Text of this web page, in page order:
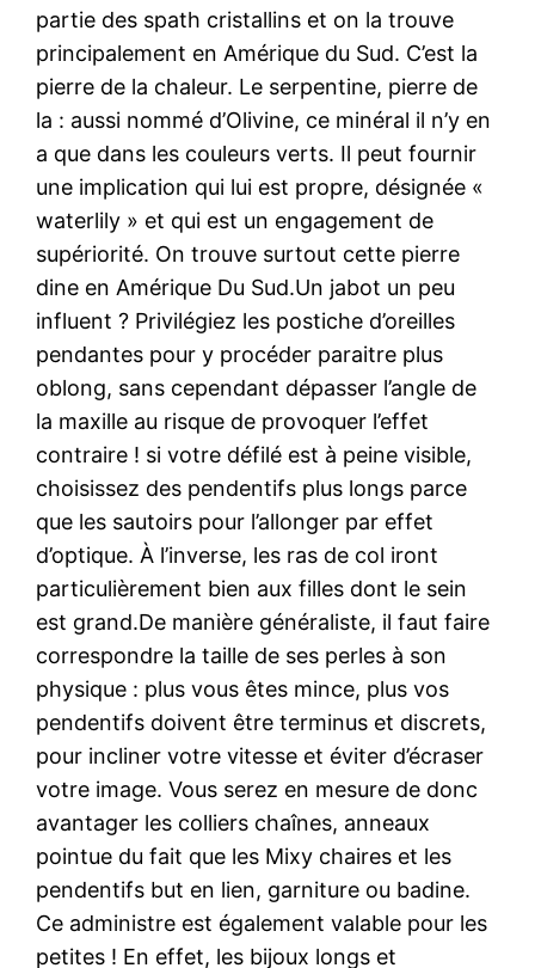
partie des spath cristallins et on la trouve
principalement en Amérique du Sud. C’est la
pierre de la chaleur. Le serpentine, pierre de
la : aussi nommé d’Olivine, ce minéral il n’y en
a que dans les couleurs verts. Il peut fournir
une implication qui lui est propre, désignée «
waterlily » et qui est un engagement de
supériorité. On trouve surtout cette pierre
dine en Amérique Du Sud.Un jabot un peu
influent ? Privilégiez les postiche d’oreilles
pendantes pour y procéder paraitre plus
oblong, sans cependant dépasser l’angle de
la maxille au risque de provoquer l’effet
contraire ! si votre défilé est à peine visible,
choisissez des pendentifs plus longs parce
que les sautoirs pour l’allonger par effet
d’optique. À l’inverse, les ras de col iront
particulièrement bien aux filles dont le sein
est grand.De manière généraliste, il faut faire
correspondre la taille de ses perles à son
physique : plus vous êtes mince, plus vos
pendentifs doivent être terminus et discrets,
pour incliner votre vitesse et éviter d’écraser
votre image. Vous serez en mesure de donc
avantager les colliers chaînes, anneaux
pointue du fait que les Mixy chaires et les
pendentifs but en lien, garniture ou badine.
Ce administre est également valable pour les
petites ! En effet, les bijoux longs et